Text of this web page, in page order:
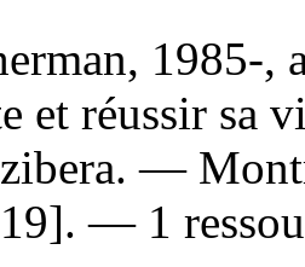
1985-,
et réussir sa
—
— 1